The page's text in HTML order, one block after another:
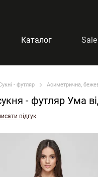
Каталог Sale
- футляр Асиметрична,
- футляр Ума
відгук